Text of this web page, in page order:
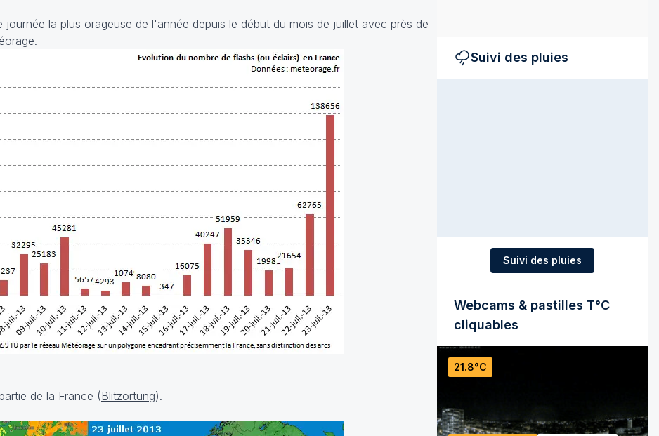
la plus orageuse de l'année depuis le début du mois de juillet avec près de
.
de la France (Blitzortung).
Suivi des pluies
Suivi des pluies
Webcams & pastilles T°C
cliquables
21.8°C